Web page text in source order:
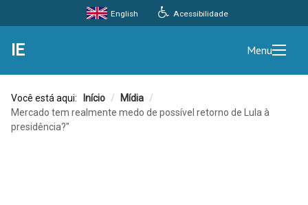
Acessibilidade
English
IE Menu
Você está aqui: Início / Mídia /
Mercado tem realmente medo de possível retorno de Lula à
presidência?"